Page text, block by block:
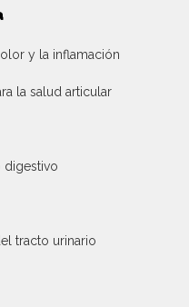
y la inflamación
la salud articular
digestivo
tracto urinario